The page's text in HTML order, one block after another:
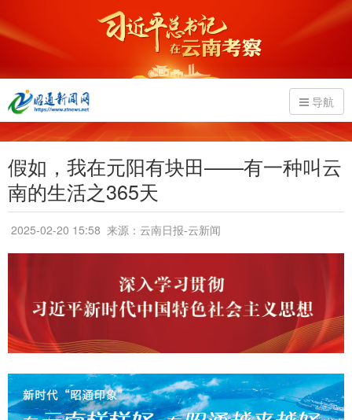
导航
假如，我在元阳有块田——有一种叫云
南的生活之365天
2025-02-20 15:58 来源：云南日报-云新闻